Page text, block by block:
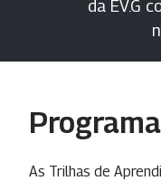
da EV.G
As Trilhas de